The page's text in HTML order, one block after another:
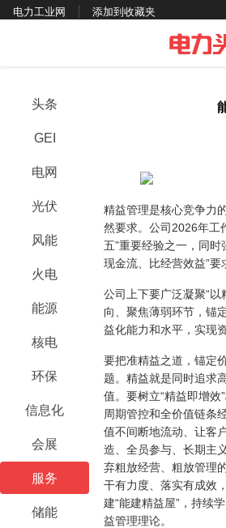
电力工业网 添加到收藏夹
头条
GEI
电网
光伏
风能
火电
能源
核电
环保
信息化
会展
服务
储能
精益管理是核心竞争力
然要求。公司2026年工
五”重要经验之一，同时
现金流、比经营效益”
公司上下要广泛凝聚“
向、聚焦薄弱环节，锚
益化能力和水平，实现
要把准精益之道，锚定
题。精益就是同时追求
值。要树立“精益即增
周期管控和全价值链条
值不间断地流动、让客
造、全员参与、长期主
弃粗放经营、粗放管理
干有力度、落实有成效
建“能建精益屋”，持续
益管理理论。